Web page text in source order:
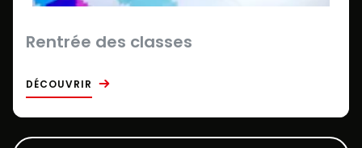
Rentrée des classes
DÉCOUVRIR